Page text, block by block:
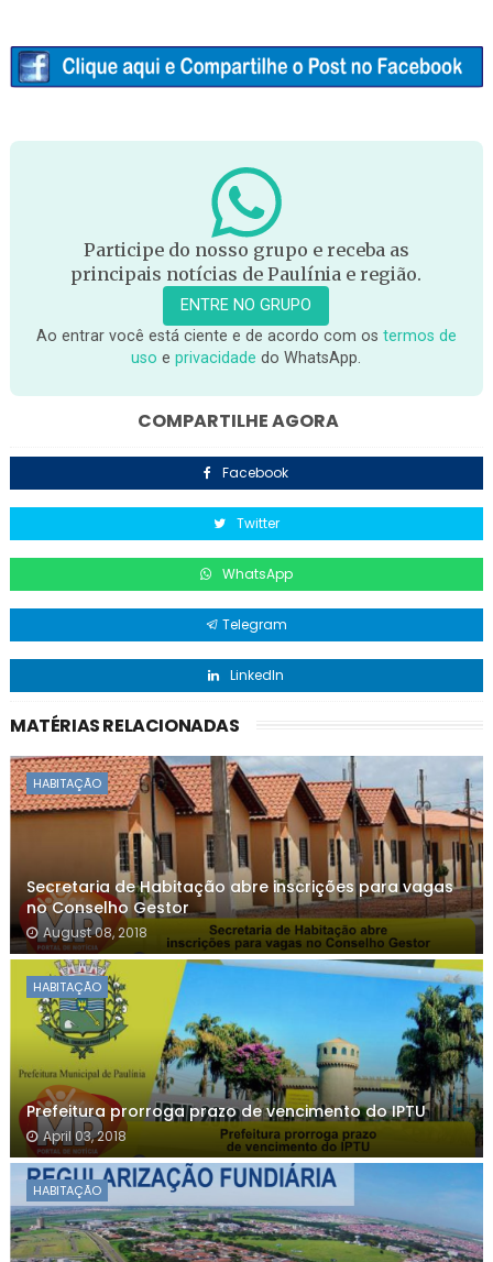
Participe do nosso grupo e receba as
principais notícias de Paulínia e região.
ENTRE NO GRUPO
Ao entrar você está ciente e de acordo com os termos de
uso eprivacidade do WhatsApp.
COMPARTILHE AGORA
Facebook
Twitter
WhatsApp
Telegram
LinkedIn
MATÉRIAS RELACIONADAS
HABITAÇÃO
Secretaria de Habitação abre inscrições para vagas
no Conselho Gestor
August 08, 2018
HABITAÇÃO
Prefeitura prorroga prazo de vencimento do IPTU
April 03, 2018
HABITAÇÃO